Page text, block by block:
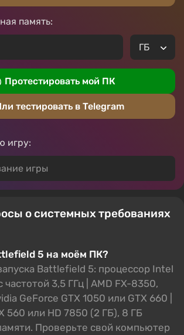
память:
Протестировать мой ПК
тестировать в Telegram
игру:
о системных требованиях
5 на моём ПК?
Battlefield 5: процессор Intel
частотой 3,5 ГГц | AMD FX-8350,
GeForce GTX 1050 или GTX 660 |
560 или HD 7850 (2 ГБ), 8 ГБ
Проверьте свой компьютер